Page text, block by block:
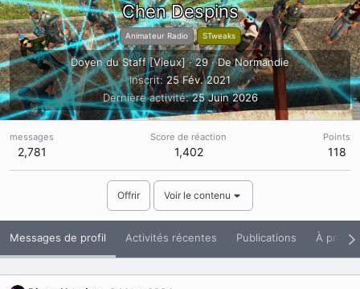
Chen Despins
Animateur Radio STweaks
Doyen du Staff [Vieux] ·29·DeNormandie
Inscrit 25 Fév. 2021
Dernière activité 25 Juin 2026
messages
2,781
Score de réaction
1,402
Points
118
Offrir Voir le contenu
Messages de profil Activités récentes Publications À